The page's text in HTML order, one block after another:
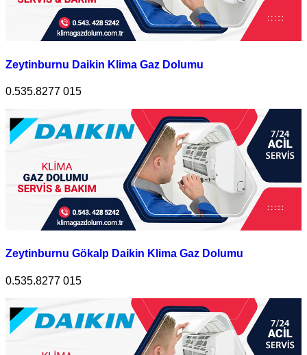
Zeytinburnu Daikin Klima Gaz Dolumu
0.535.8277 015
Zeytinburnu Gökalp Daikin Klima Gaz Dolumu
0.535.8277 015